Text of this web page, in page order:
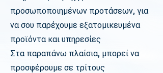
προσωποποιημένων προτάσεων, για
να σου παρέχουμε εξατομικευμένα
προϊόντα και υπηρεσίες
Στα παραπάνω πλαίσια, μπορεί να
προσφέρουμε σε τρίτους